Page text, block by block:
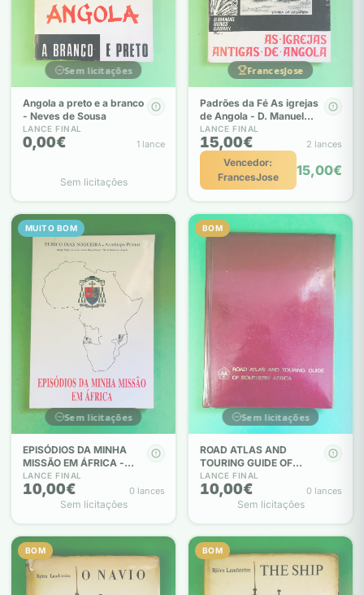
Sem licitações
Angola a preto e a branco
- Neves de Sousa
LANCE FINAL
0,00€ 1 lance
Sem licitações
FrancesJose
Padrões da Fé As igrejas
de Angola - D. Manuel
Nunes Gabriel
LANCE FINAL
15,00€ 2 lances
Vencedor:
FrancesJose
15,00€
MUITO BOM
Sem licitações
EPISÓDIOS DA MINHA
MISSÃO EM ÁFRICA -
EURICO DIAS NOGUEIRA .
Arcebispo Primaz
LANCE FINAL
10,00€ 0 lances
Sem licitações
BOM
Sem licitações
ROAD ATLAS AND
TOURING GUIDE OF
SOUTHERN AFRICA
LANCE FINAL
10,00€ 0 lances
Sem licitações
BOM BOM